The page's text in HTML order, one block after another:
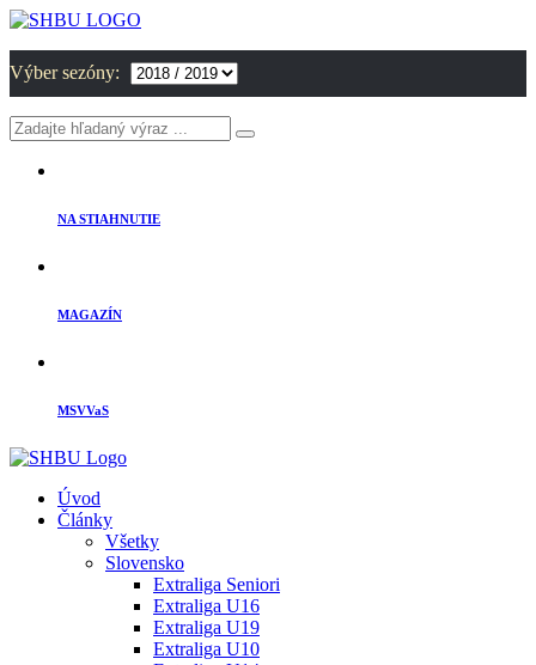
Výber sezóny:
NA STIAHNUTIE
MAGAZÍN
MSVVaS
Úvod
Články
Všetky
Slovensko
Extraliga Seniori
Extraliga U16
Extraliga U19
Extraliga U10